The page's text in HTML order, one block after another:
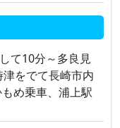
て10分～多良見
津をでて長崎市内
め乗車、浦上駅